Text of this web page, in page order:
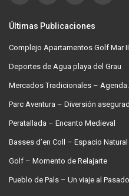
Últimas Publicaciones
Complejo Apartamentos Golf Mar II
Deportes de Agua playa del Grau
Mercados Tradicionales – Agenda.
Parc Aventura – Diversión
Peratallada – Encanto Medieval
Basses d’en Coll – Espacio Natural
Golf – Momento de Relajarte
Pueblo de Pals – Un viaje al